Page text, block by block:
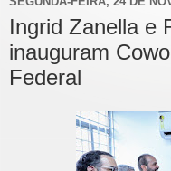
Ingrid Zanella e
inauguram
Federal